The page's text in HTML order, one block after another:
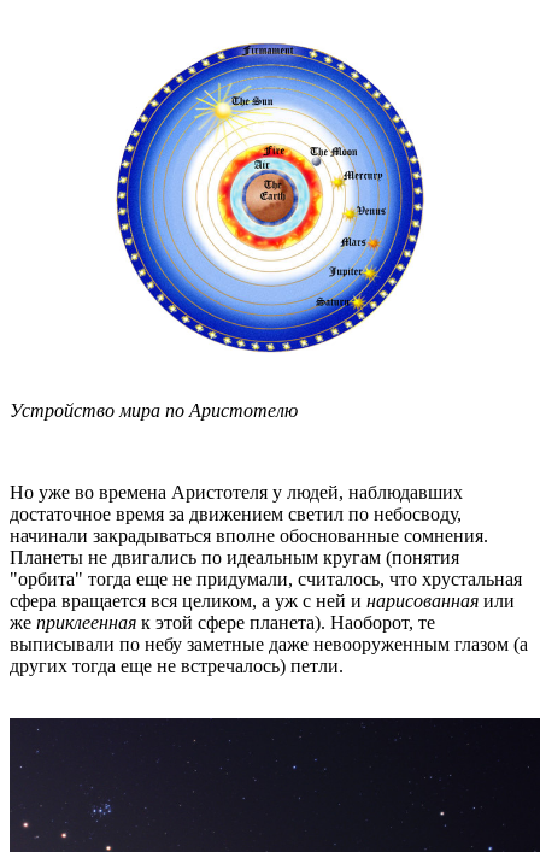
Устройство мира по Аристотелю
Но уже во времена Аристотеля у людей, наблюдавших
достаточное время за движением светил по небосводу,
начинали закрадываться вполне обоснованные сомнения.
Планеты не двигались по идеальным кругам (понятия
"орбита" тогда еще не придумали, считалось, что хрустальная
сфера вращается вся целиком, а уж с ней и нарисованная или
же приклеенная к этой сфере планета). Наоборот, те
выписывали по небу заметные даже невооруженным глазом (а
других тогда еще не встречалось) петли.